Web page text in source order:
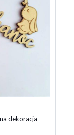
dekoracja